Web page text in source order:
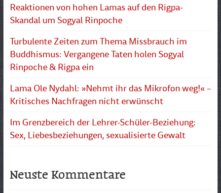
Reaktionen von hohen Lamas auf den Rigpa-
Skandal um Sogyal Rinpoche
Turbulente Zeiten zum Thema Missbrauch im
Buddhismus: Vergangene Taten holen Sogyal
Rinpoche & Rigpa ein
Lama Ole Nydahl: »Nehmt ihr das Mikrofon weg!« –
Kritisches Nachfragen nicht erwünscht
Im Grenzbereich der Lehrer-Schüler-Beziehung:
Sex, Liebesbeziehungen, sexualisierte Gewalt
Neuste Kommentare